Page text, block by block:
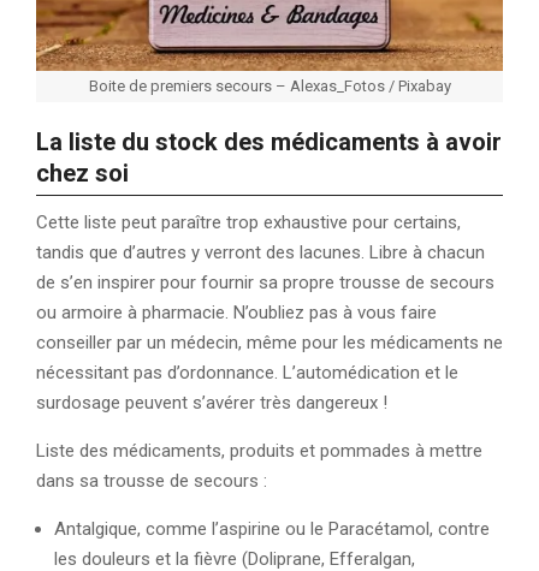
Boite de premiers secours – Alexas_Fotos / Pixabay
La liste du stock des médicaments à avoir
chez soi
Cette liste peut paraître trop exhaustive pour certains,
tandis que d’autres y verront des lacunes. Libre à chacun
de s’en inspirer pour fournir sa propre trousse de secours
ou armoire à pharmacie. N’oubliez pas à vous faire
conseiller par un médecin, même pour les médicaments ne
nécessitant pas d’ordonnance. L’automédication et le
surdosage peuvent s’avérer très dangereux !
Liste des médicaments, produits et pommades à mettre
dans sa trousse de secours :
Antalgique, comme l’aspirine ou le Paracétamol, contre
les douleurs et la fièvre (Doliprane, Efferalgan,